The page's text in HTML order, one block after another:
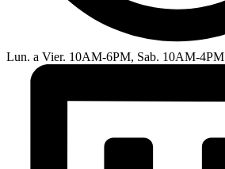
Lun. a Vier. 10AM-6PM, Sab. 10AM-4PM